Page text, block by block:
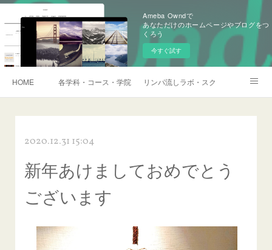
Ameba Owndで
あなただけのホームページやブログをつ
くろう
今すぐ試す
HOME 各学科・コース・学院長挨拶リンパ流しラボ・スクール説明会・
2020.12.31 15:04
新年あけましておめでとう
ございます